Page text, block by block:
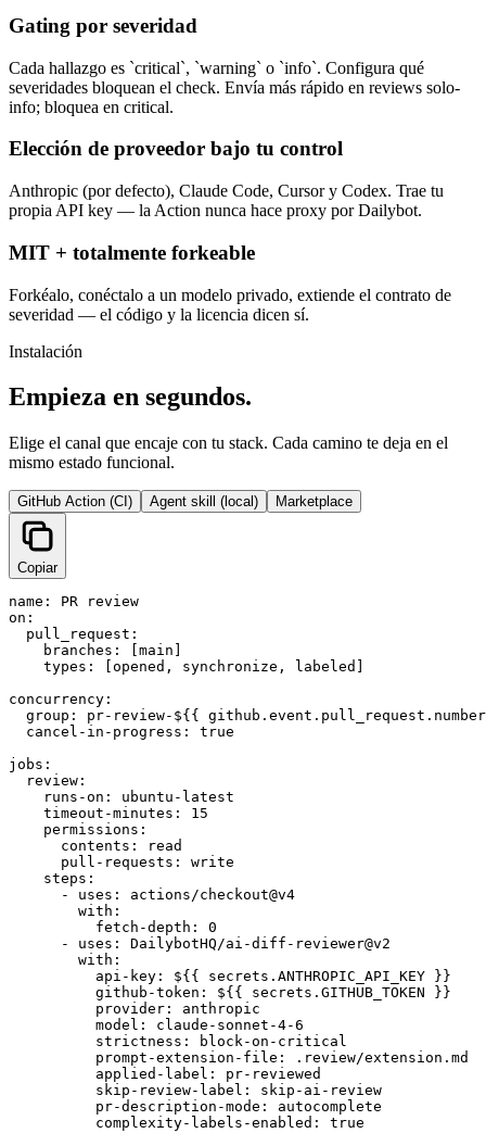
Gating por severidad
Cada hallazgo es `critical`, `warning` o `info`. Configura qué
severidades bloquean el check. Envía más rápido en reviews solo-
info; bloquea en critical.
Elección de proveedor bajo tu control
Anthropic (por defecto), Claude Code, Cursor y Codex. Trae tu
propia API key — la Action nunca hace proxy por Dailybot.
MIT + totalmente forkeable
Forkéalo, conéctalo a un modelo privado, extiende el contrato de
severidad — el código y la licencia dicen sí.
Instalación
Empieza en segundos.
Elige el canal que encaje con tu stack. Cada camino te deja en el
mismo estado funcional.
GitHub Action (CI) Agent skill (local) Marketplace
Copiar
name: PR review
on:
  pull_request:
    branches: [main]
    types: [opened, synchronize, labeled]
concurrency:
group: pr-review-${{
  cancel-in-progress: true
jobs:
  review:
    runs-on: ubuntu-latest
    timeout-minutes: 15
    permissions:
      contents: read
      pull-requests: write
    steps:
      - uses: actions/checkout@v4
        with:
          fetch-depth: 0
      - uses: DailybotHQ/ai-diff-reviewer@v2
        with:
          api-key: ${{ secrets.ANTHROPIC_API_KEY }}
          github-token: ${{ secrets.GITHUB_TOKEN }}
          provider: anthropic
          model: claude-sonnet-4-6
          strictness: block-on-critical
          prompt-extension-file: .review/extension.md
          applied-label: pr-reviewed
          skip-review-label: skip-ai-review
          pr-description-mode: autocomplete
          complexity-labels-enabled: true